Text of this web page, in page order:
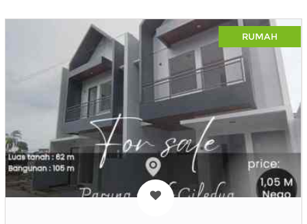
RUMAH